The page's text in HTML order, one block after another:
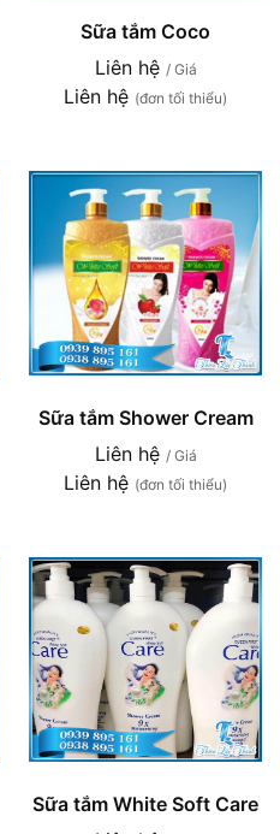
Sữa tắm Coco
Liên hệ / Giá
Liên hệ (đơn tối thiểu)
Sữa tắm Shower Cream
Liên hệ / Giá
Liên hệ (đơn tối thiểu)
Sữa tắm White Soft Care